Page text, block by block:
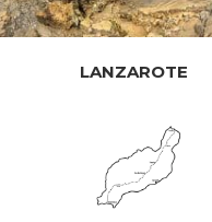
LANZAROTE